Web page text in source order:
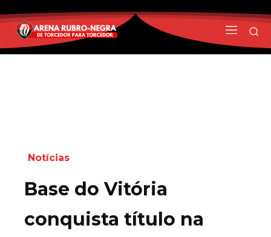
Notícias
Base do Vitória
conquista título na